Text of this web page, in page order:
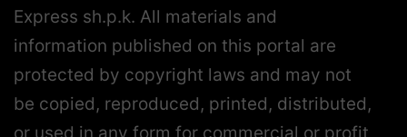
Express sh.p.k. All materials and
information published on this portal are
protected by copyright laws and may not
be copied, reproduced, printed, distributed,